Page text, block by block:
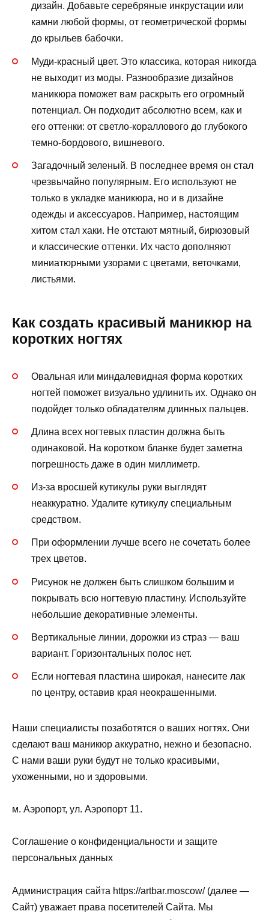
дизайн. Добавьте серебряные инкрустации или
камни любой формы, от геометрической формы
до крыльев бабочки.
Муди-красный цвет. Это классика, которая никогда
не выходит из моды. Разнообразие дизайнов
маникюра поможет вам раскрыть его огромный
потенциал. Он подходит абсолютно всем, как и
его оттенки: от светло-кораллового до глубокого
темно-бордового, вишневого.
Загадочный зеленый. В последнее время он стал
чрезвычайно популярным. Его используют не
только в укладке маникюра, но и в дизайне
одежды и аксессуаров. Например, настоящим
хитом стал хаки. Не отстают мятный, бирюзовый
и классические оттенки. Их часто дополняют
миниатюрными узорами с цветами, веточками,
листьями.
Как создать красивый маникюр на
коротких ногтях
Овальная или миндалевидная форма коротких
ногтей поможет визуально удлинить их. Однако он
подойдет только обладателям длинных пальцев.
Длина всех ногтевых пластин должна быть
одинаковой. На коротком бланке будет заметна
погрешность даже в один миллиметр.
Из-за вросшей кутикулы руки выглядят
неаккуратно. Удалите кутикулу специальным
средством.
При оформлении лучше всего не сочетать более
трех цветов.
Рисунок не должен быть слишком большим и
покрывать всю ногтевую пластину. Используйте
небольшие декоративные элементы.
Вертикальные линии, дорожки из страз — ваш
вариант. Горизонтальных полос нет.
Если ногтевая пластина широкая, нанесите лак
по центру, оставив края неокрашенными.
Наши специалисты позаботятся о ваших ногтях. Они
сделают ваш маникюр аккуратно, нежно и безопасно.
С нами ваши руки будут не только красивыми,
ухоженными, но и здоровыми.
м. Аэропорт, ул. Аэропорт 11.
Соглашение о конфиденциальности и защите
персональных данных
Администрация сайта https://artbar.moscow/ (далее —
Сайт) уважает права посетителей Сайта. Мы